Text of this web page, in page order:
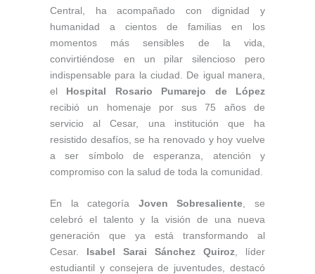
Central, ha acompañado con dignidad y
humanidad a cientos de familias en los
momentos más sensibles de la vida,
convirtiéndose en un pilar silencioso pero
indispensable para la ciudad. De igual manera,
el
Hospital Rosario Pumarejo de López
recibió un homenaje por sus 75 años de
servicio al Cesar, una institución que ha
resistido desafíos, se ha renovado y hoy vuelve
a ser símbolo de esperanza, atención y
compromiso con la salud de toda la comunidad.
En la categoría Joven Sobresaliente , se
celebró el talento y la visión de una nueva
generación que ya está transformando al
Cesar. Isabel Sarai Sánchez Quiroz, líder
estudiantil y consejera de juventudes, destacó